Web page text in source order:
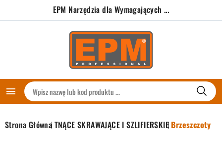
EPM Narzędzia dla Wymagających ...

Strona Główna TNĄCE SKRAWAJĄCE I SZLIFIERSKIE Brzeszczoty